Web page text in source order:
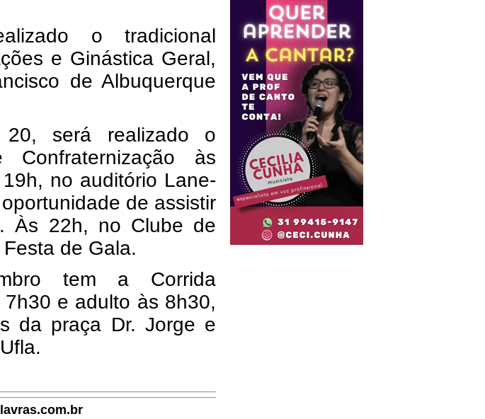
o tradicional
e Ginástica Geral,
de Albuquerque
será realizado o
Confraternização às
no auditório Lane-
de assistir
Às 22h, no Clube de
de Gala.
tem a Corrida
e adulto às 8h30,
da praça Dr. Jorge e